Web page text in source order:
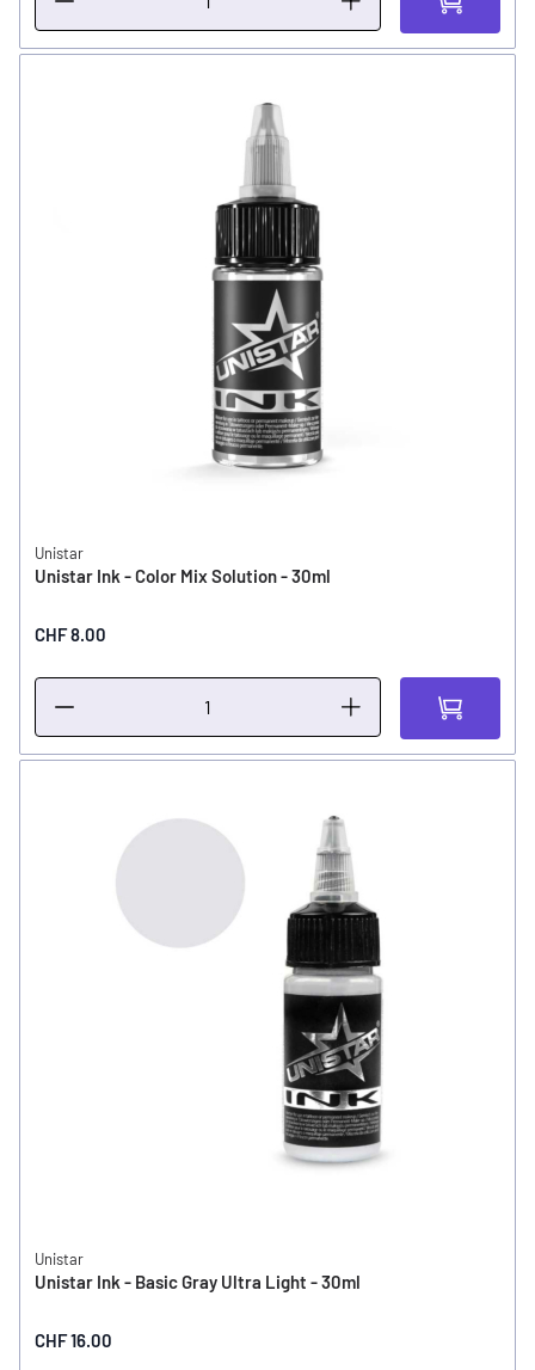
Unistar
Unistar Ink - Color Mix Solution - 30ml
CHF 8.00
Unistar
Unistar Ink - Basic Gray Ultra Light - 30ml
CHF 16.00